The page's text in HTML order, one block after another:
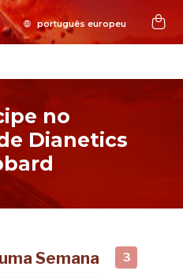
no
Dianetics
Semana 3